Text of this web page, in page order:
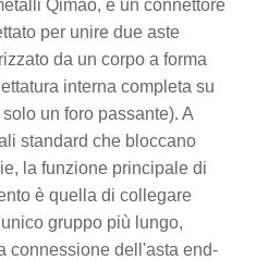
Qimao, è un connettore
per unire due aste
da un corpo a forma
interna completa su
un foro passante). A
standard che bloccano
la funzione principale di
è quella di collegare
gruppo più lungo,
connessione dell'asta end-